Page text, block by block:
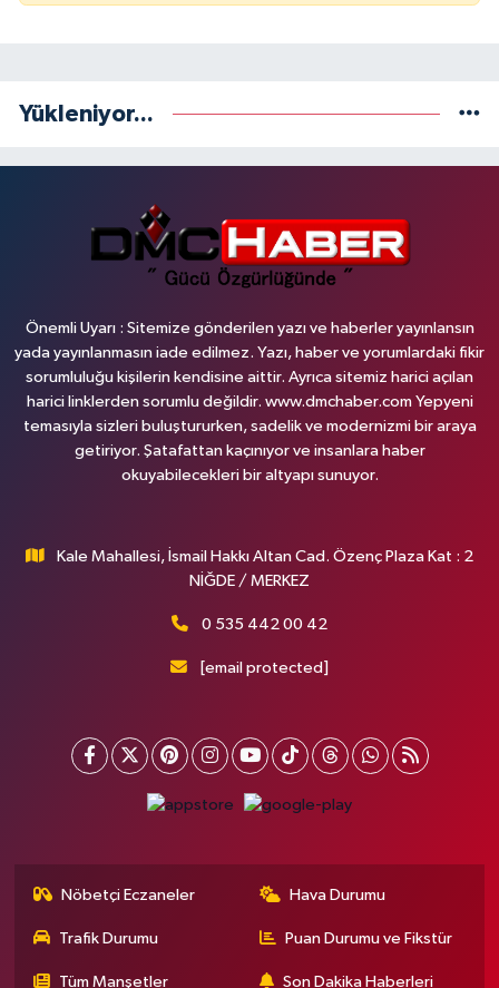
Yükleniyor...
Önemli Uyarı : Sitemize gönderilen yazı ve haberler yayınlansın
yada yayınlanmasın iade edilmez. Yazı, haber ve yorumlardaki fikir
sorumluluğu kişilerin kendisine aittir. Ayrıca sitemiz harici açılan
harici linklerden sorumlu değildir. www.dmchaber.com Yepyeni
temasıyla sizleri buluştururken, sadelik ve modernizmi bir araya
getiriyor. Şatafattan kaçınıyor ve insanlara haber
okuyabilecekleri bir altyapı sunuyor.
Kale Mahallesi, İsmail Hakkı Altan Cad. Özenç Plaza Kat : 2
NİĞDE / MERKEZ
0 535 442 00 42
[email protected]
Nöbetçi Eczaneler Hava Durumu
Trafik Durumu Puan Durumu ve Fikstür
Tüm Manşetler Son Dakika Haberleri